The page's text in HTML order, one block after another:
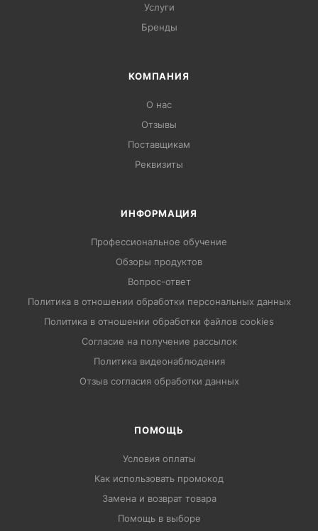
Услуги
Бренды
КОМПАНИЯ
О нас
Отзывы
Поставщикам
Реквизиты
ИНФОРМАЦИЯ
Профессиональное обучение
Обзоры продуктов
Вопрос-ответ
Политика в отношении обработки персональных данных
Политика в отношении обработки файлов cookies
Согласие на получение рассылок
Политика видеонаблюдения
Отзыв согласия обработки данных
ПОМОЩЬ
Условия оплаты
Как использовать промокод
Замена и возврат товара
Помощь в выборе